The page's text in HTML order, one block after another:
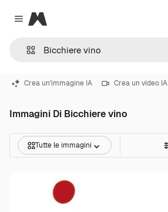
Close menu
Magnific
Crea un'immagine IA Crea un video IA
Immagini Di Bicchiere vino
Tutte le immagini